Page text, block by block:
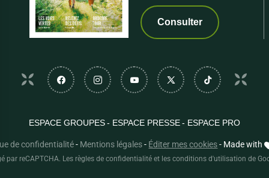
Consulter
Suivez-nous sur Facebook
Suivez-nous sur Instagram
Suivez-nous sur Youtube
Suivez-nous sur
Suivez-
ESPACE GROUPES ESPACE PRESSE ESPACE PRO
de confidentialité - Mentions légales - Éditer mes cookies - Made with
par reCAPTCHA. Les règles de confidentialitéet les conditions d'utilisation de
vos Options